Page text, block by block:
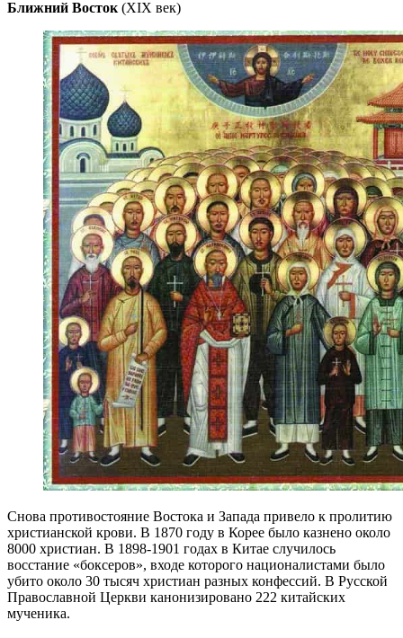
Ближний Восток (XIX век)
Снова противостояние Востока и Запада привело к пролитию
христианской крови. В 1870 году в Корее было казнено около
8000 христиан. В 1898-1901 годах в Китае случилось
восстание «боксеров», входе которого националистами было
убито около 30 тысяч христиан разных конфессий. В Русской
Православной Церкви канонизировано 222 китайских
мученика.